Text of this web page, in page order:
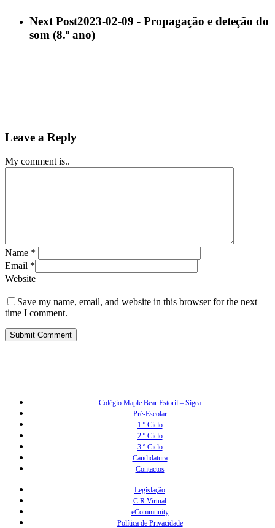
Next Post2023-02-09 - Propagação e deteção do
som (8.º ano)
Leave a Reply
My comment is..
Name *
Email *
Website
Save my name, email, and website in this browser for the next
time I comment.
Colégio Maple Bear Estoril – Sigea
Pré-Escolar
1.º Ciclo
2.º Ciclo
3.º Ciclo
Candidatura
Contactos
Legislação
C R Virtual
eCommunity
Política de Privacidade